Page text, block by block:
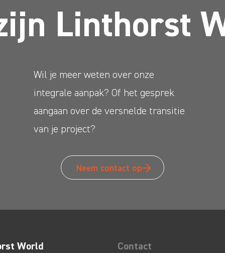
Linthorst
Wil je meer weten over onze
integrale aanpak? Of het gesprek
aangaan over de versnelde transitie
van je project?
Neem contact op
World Contact